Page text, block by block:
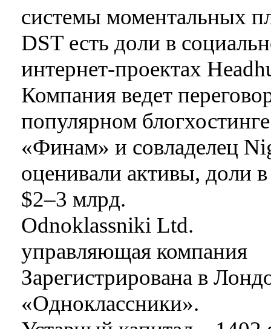
системы моментальных
DST есть доли в
интернет-проектах
Компания ведет
популярном
«Финам» и совладелец
оценивали активы, доли
$2–3 млрд.
Odnoklassniki Ltd.
управляющая компания
Зарегистрирована в
«Одноклассники».